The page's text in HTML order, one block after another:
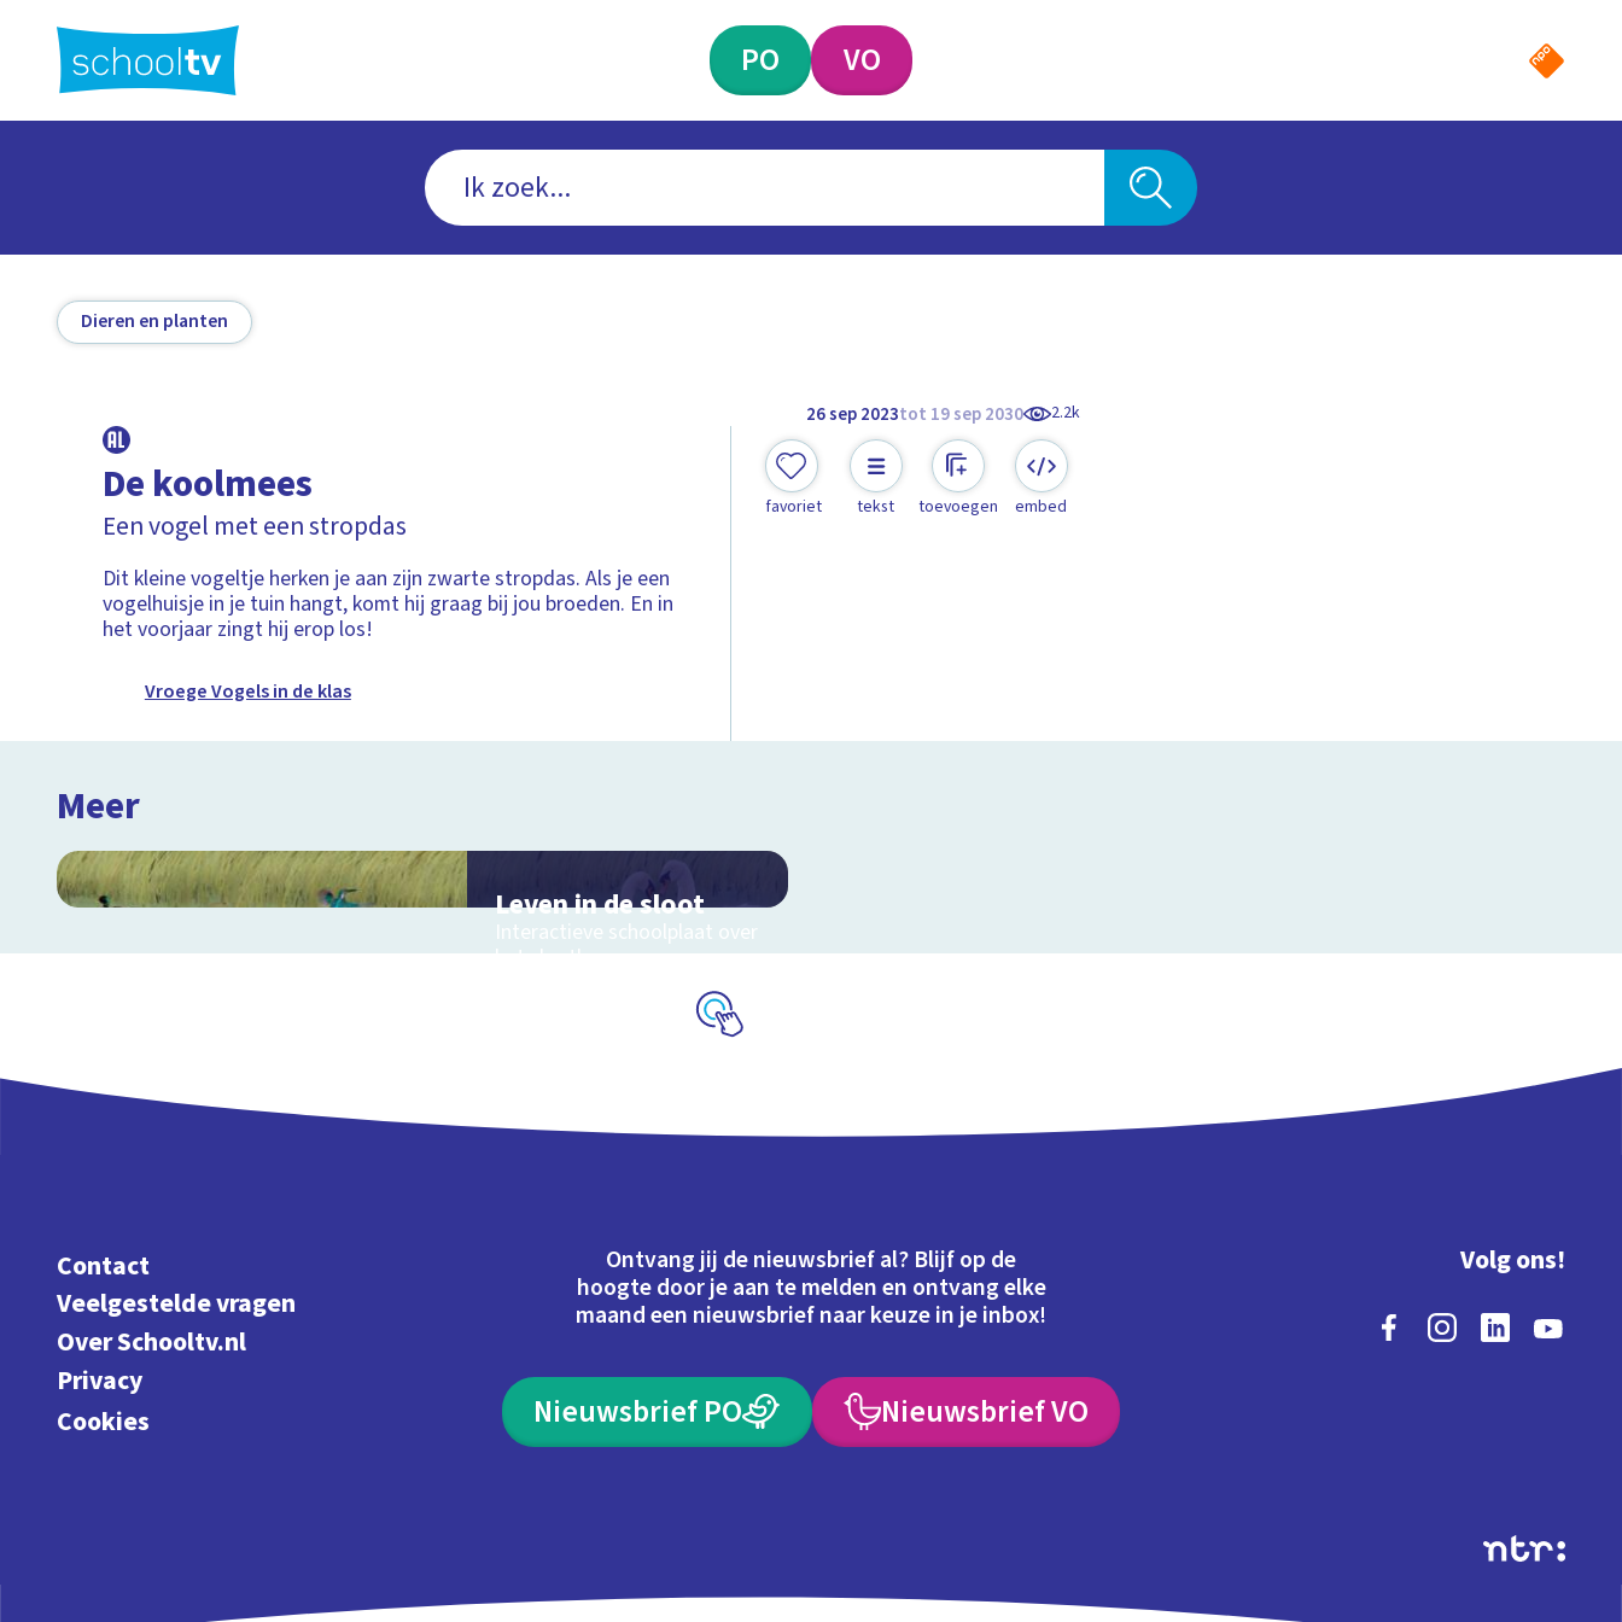
hoofdinhoud
PO VO
Dieren en planten
26 sep 2023tot 19 sep 2030 2.2k
De koolmees
Een vogel met een stropdas
Dit kleine vogeltje herken je aan zijn zwarte stropdas. Als je een
vogelhuisje in je tuin hangt, komt hij graag bij jou broeden. En in
het voorjaar zingt hij erop los!
Vroege Vogels in de klas
favoriet tekst toevoegen embed
Meer
Leven in de sloot
Interactieve schoolplaat over
het slootleven
Contact
Veelgestelde vragen
Over Schooltv.nl
Privacy
Cookies
Ontvang jij de nieuwsbrief al? Blijf op de
hoogte door je aan te melden en ontvang elke
maand een nieuwsbrief naar keuze in je inbox!
Nieuwsbrief PO Nieuwsbrief VO
Volg ons!